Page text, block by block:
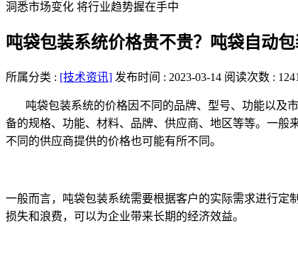
洞悉市场变化 将行业趋势握在手中
吨袋包装系统价格贵不贵？吨袋自动包
所属分类 : [技术资讯] 发布时间 : 2023-03-14 阅读次数 : 1241
吨袋包装系统的价格因不同的品牌、型号、功能以及
备的规格、功能、材料、品牌、供应商、地区等等。一般
不同的供应商提供的价格也可能有所不同。
一般而言，吨袋包装系统需要根据客户的实际需求进行
损失和浪费，可以为企业带来长期的经济效益。